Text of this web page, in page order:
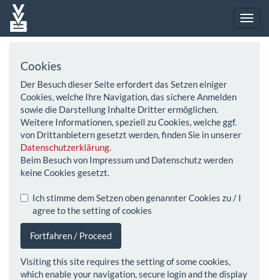
Cookies
Der Besuch dieser Seite erfordert das Setzen einiger
Cookies, welche Ihre Navigation, das sichere Anmelden
sowie die Darstellung Inhalte Dritter ermöglichen.
Weitere Informationen, speziell zu Cookies, welche ggf.
von Drittanbietern gesetzt werden, finden Sie in unserer
Datenschutzerklärung.
Beim Besuch von Impressum und Datenschutz werden
keine Cookies gesetzt.
Ich stimme dem Setzen oben genannter Cookies zu / I
agree to the setting of cookies
Fortfahren / Proceed
Visiting this site requires the setting of some cookies,
which enable your navigation, secure login and the display